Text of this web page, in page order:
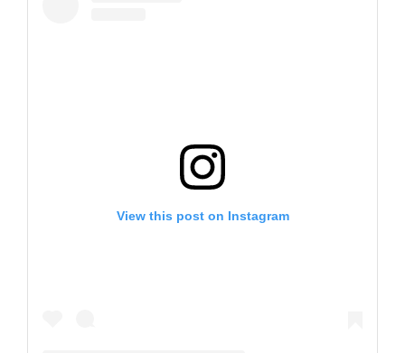
View this post on Instagram